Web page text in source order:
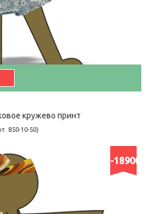
кружево принт
850-10-50)
-